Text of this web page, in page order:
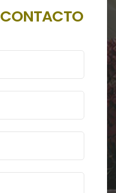
CONTACTO